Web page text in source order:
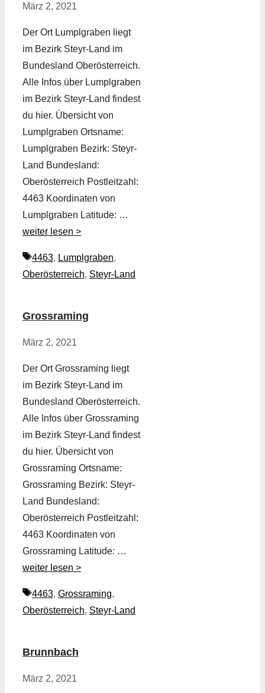
März 2, 2021
Der Ort Lumplgraben liegt
im Bezirk Steyr-Land im
Bundesland Oberösterreich.
Alle Infos über Lumplgraben
im Bezirk Steyr-Land findest
du hier. Übersicht von
Lumplgraben Ortsname:
Lumplgraben Bezirk: Steyr-
Land Bundesland:
Oberösterreich Postleitzahl:
4463 Koordinaten von
Lumplgraben Latitude: …
weiter lesen >
Schlagwörter
4463, Lumplgraben,
Oberösterreich, Steyr-Land
Grossraming
März 2, 2021
Der Ort Grossraming liegt
im Bezirk Steyr-Land im
Bundesland Oberösterreich.
Alle Infos über Grossraming
im Bezirk Steyr-Land findest
du hier. Übersicht von
Grossraming Ortsname:
Grossraming Bezirk: Steyr-
Land Bundesland:
Oberösterreich Postleitzahl:
4463 Koordinaten von
Grossraming Latitude: …
weiter lesen >
Schlagwörter
4463, Grossraming,
Oberösterreich, Steyr-Land
Brunnbach
März 2, 2021